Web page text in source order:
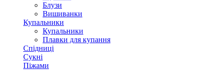
Блузи
Вишиванки
Купальники
Купальники
Плавки для купання
Спідниці
Сукні
Піжами